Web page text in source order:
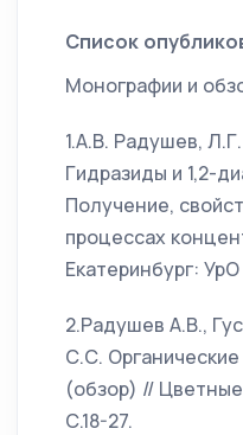
Список
Монографии и
1.А.В. Радушев,
Гидразиды и 1,2-
Получение,
процессах
Екатеринбург:
2.Радушев А.В.,
С.С.
(обзор) //
С.18-27.